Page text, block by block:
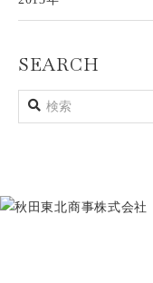
SEARCH